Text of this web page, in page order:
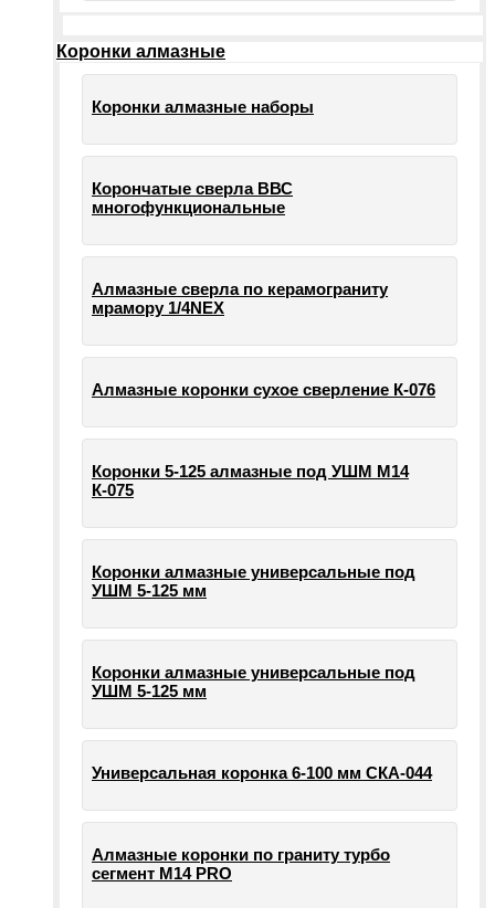
Коронки алмазные
Коронки алмазные наборы
Корончатые сверла ВВС
многофункциональные
Алмазные сверла по керамограниту
мрамору 1/4NEX
Алмазные коронки сухое сверление К-076
Коронки 5-125 алмазные под УШМ М14
К-075
Коронки алмазные универсальные под
УШМ 5-125 мм
Коронки алмазные универсальные под
УШМ 5-125 мм
Универсальная коронка 6-100 мм СКА-044
Алмазные коронки по граниту турбо
сегмент М14 PRO